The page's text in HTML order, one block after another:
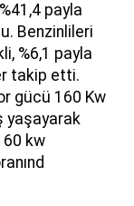
payla
Benzinlileri
%6,1 payla
takip etti.
gücü 160 Kw
yaşayarak
kw